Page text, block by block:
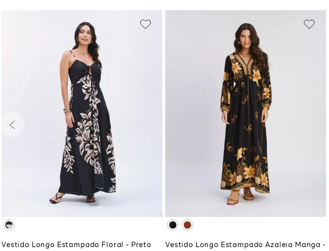
G
M
ADICIONAR À SACOLA
Vestido Longo Estampado Floral - Preto
G
M
XGG
ADICIONAR À SACOLA
Vestido Longo Estampado Azaleia Manga -